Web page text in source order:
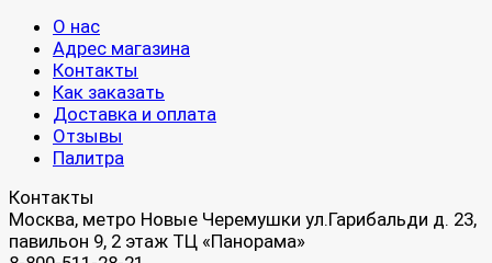
О нас
Адрес магазина
Контакты
Как заказать
Доставка и оплата
Отзывы
Палитра
Контакты
Москва, метро Новые Черемушки ул.Гарибальди д. 23,
павильон 9, 2 этаж ТЦ «Панорама»